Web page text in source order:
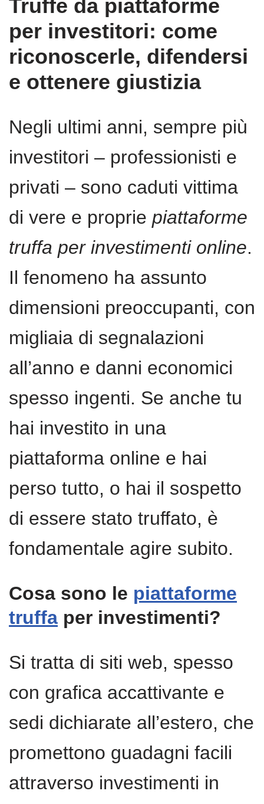
Truffe da piattaforme
per investitori: come
riconoscerle, difendersi
e ottenere giustizia
Negli ultimi anni, sempre più
investitori – professionisti e
privati – sono caduti vittima
di vere e proprie piattaforme
truffa per investimenti online.
Il fenomeno ha assunto
dimensioni preoccupanti, con
migliaia di segnalazioni
all’anno e danni economici
spesso ingenti. Se anche tu
hai investito in una
piattaforma online e hai
perso tutto, o hai il sospetto
di essere stato truffato, è
fondamentale agire subito.
Cosa sono le piattaforme
truffa per investimenti?
Si tratta di siti web, spesso
con grafica accattivante e
sedi dichiarate all’estero, che
promettono guadagni facili
attraverso investimenti in